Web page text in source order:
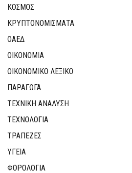
ΚΟΣΜΟΣ
ΚΡΥΠΤΟΝΟΜΊΣΜΑΤΑ
ΟΑΕΔ
ΟΙΚΟΝΟΜΙΑ
ΟΙΚΟΝΟΜΙΚΟ ΛΕΞΙΚΟ
ΠΑΡΑΓΩΓΑ
ΤΕΧΝΙΚΗ ΑΝΑΛΥΣΗ
ΤΕΧΝΟΛΟΓΙΑ
ΤΡΆΠΕΖΕΣ
ΥΓΕΙΑ
ΦΟΡΟΛΟΓΙΑ